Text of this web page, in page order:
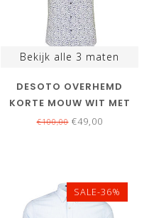
Bekijk alle 3 maten
DESOTO OVERHEMD
KORTE MOUW WIT MET
ZWART GRIJS GEEL
€100,00€49,00
SALE-36%